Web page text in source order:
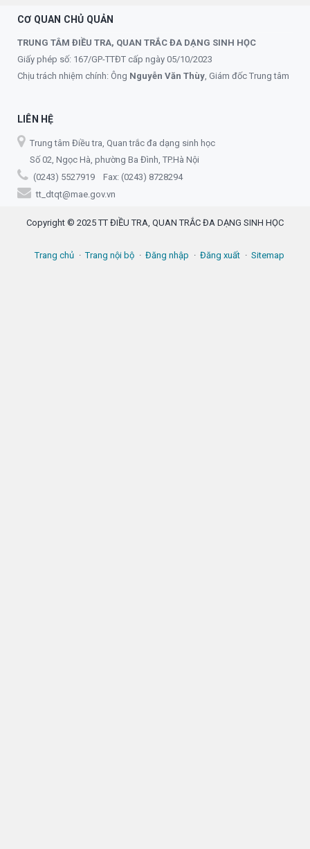
CƠ QUAN CHỦ QUẢN
TRUNG TÂM ĐIỀU TRA, QUAN TRẮC ĐA DẠNG SINH HỌC
Giấy phép số: 167/GP-TTĐT cấp ngày 05/10/2023
Chịu trách nhiệm chính: Ông Nguyễn Văn Thùy, Giám đốc Trung tâm
LIÊN HỆ
Trung tâm Điều tra, Quan trắc đa dạng sinh học
Số 02, Ngọc Hà, phường Ba Đình, TP.Hà Nội
(0243) 5527919 Fax: (0243) 8728294
tt_dtqt@mae.gov.vn
Copyright © 2025 TT ĐIỀU TRA, QUAN TRẮC ĐA DẠNG SINH HỌC
Trang chủ Trang nội bộ Đăng nhập Đăng xuất Sitemap